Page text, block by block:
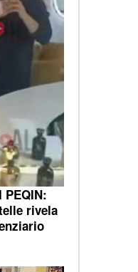
PEQIN:
rivela